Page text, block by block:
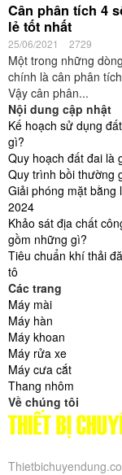
Cân phân tích 4
lẻ tốt nhất
25/06/2021 2729
Một trong những
chính là cân phân
Vậy cân phân...
Nội dung cập nhật
Kế hoạch sử dụng
gì?
Quy hoạch đất đai là
Quy trình bồi thường
Giải phóng mặt
2024
Khảo sát địa chất
gồm những gì?
Tiêu chuẩn khí thải
tô
Các trang
Máy mài
Máy hàn
Máy khoan
Máy rửa xe
Máy cưa cắt
Thang nhôm
Về chúng tôi